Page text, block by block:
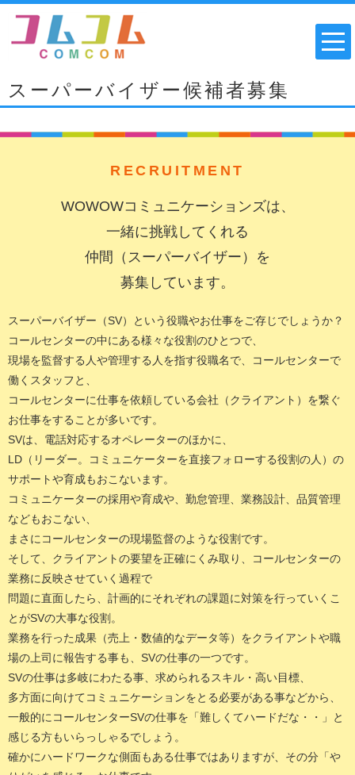
スーパーバイザー候補者募集
RECRUITMENT
WOWOWコミュニケーションズは、
一緒に挑戦してくれる
仲間（スーパーバイザー）を
募集しています。
スーパーバイザー（SV）という役職やお仕事をご存じでしょうか？
コールセンターの中にある様々な役割のひとつで、
現場を監督する人や管理する人を指す役職名で、コールセンターで
働くスタッフと、
コールセンターに仕事を依頼している会社（クライアント）を繋ぐ
お仕事をすることが多いです。
SVは、電話対応するオペレーターのほかに、
LD（リーダー。コミュニケーターを直接フォローする役割の人）の
サポートや育成もおこないます。
コミュニケーターの採用や育成や、勤怠管理、業務設計、品質管理
などもおこない、
まさにコールセンターの現場監督のような役割です。
そして、クライアントの要望を正確にくみ取り、コールセンターの
業務に反映させていく過程で
問題に直面したら、計画的にそれぞれの課題に対策を行っていくこ
とがSVの大事な役割。
業務を行った成果（売上・数値的なデータ等）をクライアントや職
場の上司に報告する事も、SVの仕事の一つです。
SVの仕事は多岐にわたる事、求められるスキル・高い目標、
多方面に向けてコミュニケーションをとる必要がある事などから、
一般的にコールセンターSVの仕事を「難しくてハードだな・・」と
感じる方もいらっしゃるでしょう。
確かにハードワークな側面もある仕事ではありますが、その分「や